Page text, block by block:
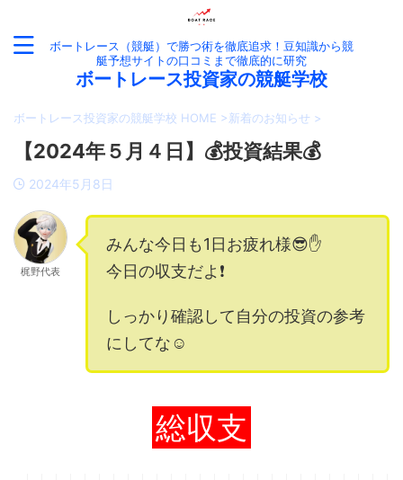
ボートレース（競艇）で勝つ術を徹底追求！豆知識から競
艇予想サイトの口コミまで徹底的に研究
ボートレース投資家の競艇学校
ボートレース投資家の競艇学校 HOME >新着のお知らせ >
【2024年５月４日】💰投資結果💰
2024年5月8日
梶野代表
みんな今日も1日お疲れ様😎✋
今日の収支だよ❗️
しっかり確認して自分の投資の参考
にしてな☺️
総収支